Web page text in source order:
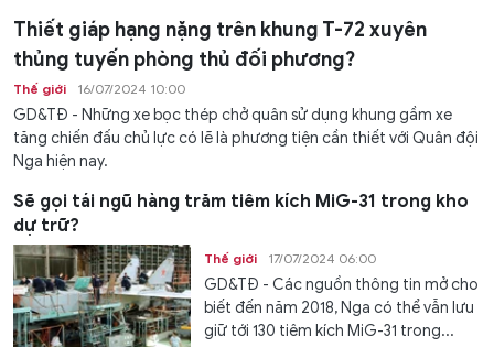
Thiết giáp hạng nặng trên khung T-72 xuyên
thủng tuyến phòng thủ đối phương?
Thế giới 16/07/2024 10:00
GD&TĐ - Những xe bọc thép chở quân sử dụng khung gầm xe
tăng chiến đấu chủ lực có lẽ là phương tiện cần thiết với Quân đội
Nga hiện nay.
Sẽ gọi tái ngũ hàng trăm tiêm kích MiG-31 trong kho
dự trữ?
Thế giới 17/07/2024 06:00
GD&TĐ - Các nguồn thông tin mở cho
biết đến năm 2018, Nga có thể vẫn lưu
giữ tới 130 tiêm kích MiG-31 trong...